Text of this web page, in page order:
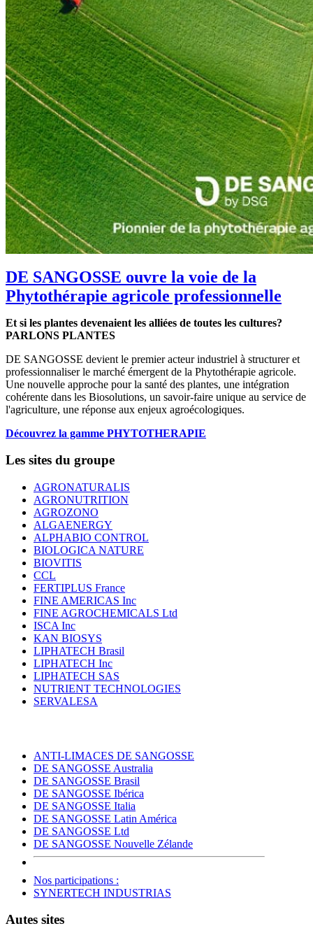
DE SANGOSSE ouvre la voie de la
Phytothérapie agricole professionnelle
Et si les plantes devenaient les alliées de toutes les cultures?
PARLONS PLANTES
DE SANGOSSE devient le premier acteur industriel à structurer et
professionnaliser le marché émergent de la Phytothérapie agricole.
Une nouvelle approche pour la santé des plantes, une intégration
cohérente dans les Biosolutions, un savoir-faire unique au service de
l'agriculture, une réponse aux enjeux agroécologiques.
Découvrez la gamme PHYTOTHERAPIE
Les sites du groupe
AGRONATURALIS
AGRONUTRITION
AGROZONO
ALGAENERGY
ALPHABIO CONTROL
BIOLOGICA NATURE
BIOVITIS
CCL
FERTIPLUS France
FINE AMERICAS Inc
FINE AGROCHEMICALS Ltd
ISCA Inc
KAN BIOSYS
LIPHATECH Brasil
LIPHATECH Inc
LIPHATECH SAS
NUTRIENT TECHNOLOGIES
SERVALESA
ANTI-LIMACES DE SANGOSSE
DE SANGOSSE Australia
DE SANGOSSE Brasil
DE SANGOSSE Ibérica
DE SANGOSSE Italia
DE SANGOSSE Latin América
DE SANGOSSE Ltd
DE SANGOSSE Nouvelle Zélande
Nos participations :
SYNERTECH INDUSTRIAS
Autes sites